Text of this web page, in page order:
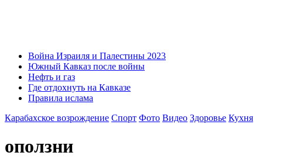
Война Израиля и Палестины 2023
Южный Кавказ после войны
Нефть и газ
Где отдохнуть на Кавказе
Правила ислама
Карабахское возрождение Спорт Фото Видео Здоровье Кухня
оползни